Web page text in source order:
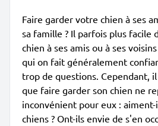
Faire garder votre chien à ses
sa famille ? Il parfois plus facile
chien à ses amis ou à ses
qui on fait généralement
trop de questions. Cependant,
que faire garder son chien ne
inconvénient pour eux :
chiens ? Ont-ils envie de s'en